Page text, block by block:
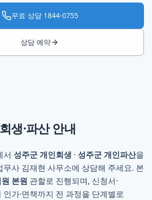
무료 상담 1844-0755
상담 예약
생·파산 안내
서 성주군 개인회생 · 성주군 개인파산을
무사 김재현 사무소에 상담해 주세요. 본
본원 관할로 진행되며, 신청서·
가·면책까지 전 과정을 단계별로